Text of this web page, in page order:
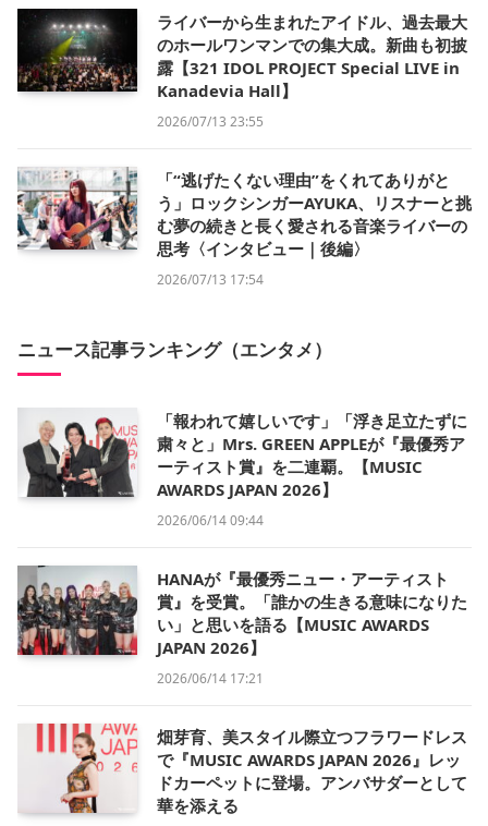
ライバーから生まれたアイドル、過去最大
のホールワンマンでの集大成。新曲も初披
露【321 IDOL PROJECT Special LIVE in
Kanadevia Hall】
2026/07/13 23:55
「“逃げたくない理由”をくれてありがと
う」ロックシンガーAYUKA、リスナーと挑
む夢の続きと長く愛される音楽ライバーの
思考〈インタビュー｜後編〉
2026/07/13 17:54
ニュース記事ランキング（エンタメ）
「報われて嬉しいです」「浮き足立たずに
粛々と」Mrs. GREEN APPLEが『最優秀ア
ーティスト賞』を二連覇。【MUSIC
AWARDS JAPAN 2026】
2026/06/14 09:44
HANAが『最優秀ニュー・アーティスト
賞』を受賞。「誰かの生きる意味になりた
い」と思いを語る【MUSIC AWARDS
JAPAN 2026】
2026/06/14 17:21
畑芽育、美スタイル際立つフラワードレス
で『MUSIC AWARDS JAPAN 2026』レッ
ドカーペットに登場。アンバサダーとして
華を添える